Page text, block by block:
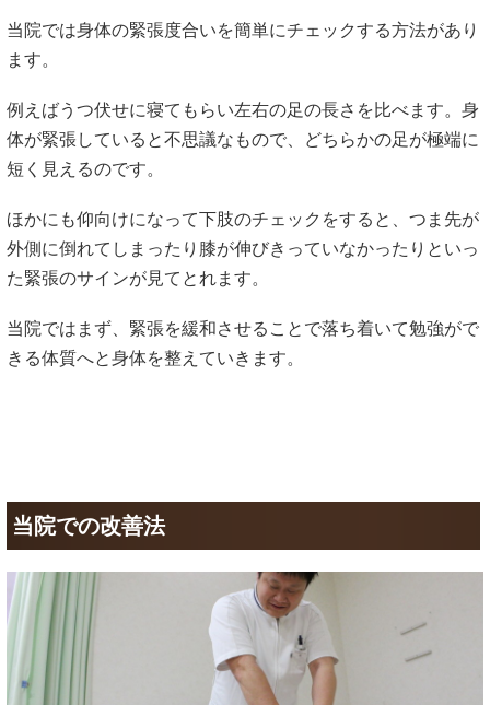
当院では身体の緊張度合いを簡単にチェックする方法があり
ます。
例えばうつ伏せに寝てもらい左右の足の長さを比べます。身
体が緊張していると不思議なもので、どちらかの足が極端に
短く見えるのです。
ほかにも仰向けになって下肢のチェックをすると、つま先が
外側に倒れてしまったり膝が伸びきっていなかったりといっ
た緊張のサインが見てとれます。
当院ではまず、緊張を緩和させることで落ち着いて勉強がで
きる体質へと身体を整えていきます。
当院での改善法